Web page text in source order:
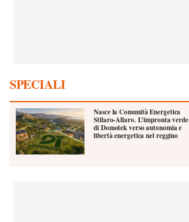
SPECIALI
Nasce la Comunità Energetica
Stilaro-Allaro. L’impronta verde
di Domotek verso autonomia e
libertà energetica nel reggino